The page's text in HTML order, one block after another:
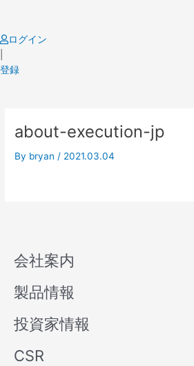
content
ログイン
登録
about-execution-jp
By bryan / 2021.03.04
会社案内
製品情報
投資家情報
CSR